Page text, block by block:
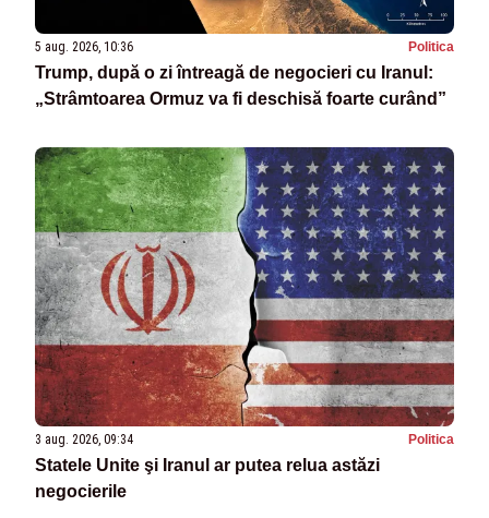
5 aug. 2026, 10:36 Politica
Trump, după o zi întreagă de negocieri cu Iranul:
„Strâmtoarea Ormuz va fi deschisă foarte curând”
3 aug. 2026, 09:34 Politica
Statele Unite şi Iranul ar putea relua astăzi
negocierile